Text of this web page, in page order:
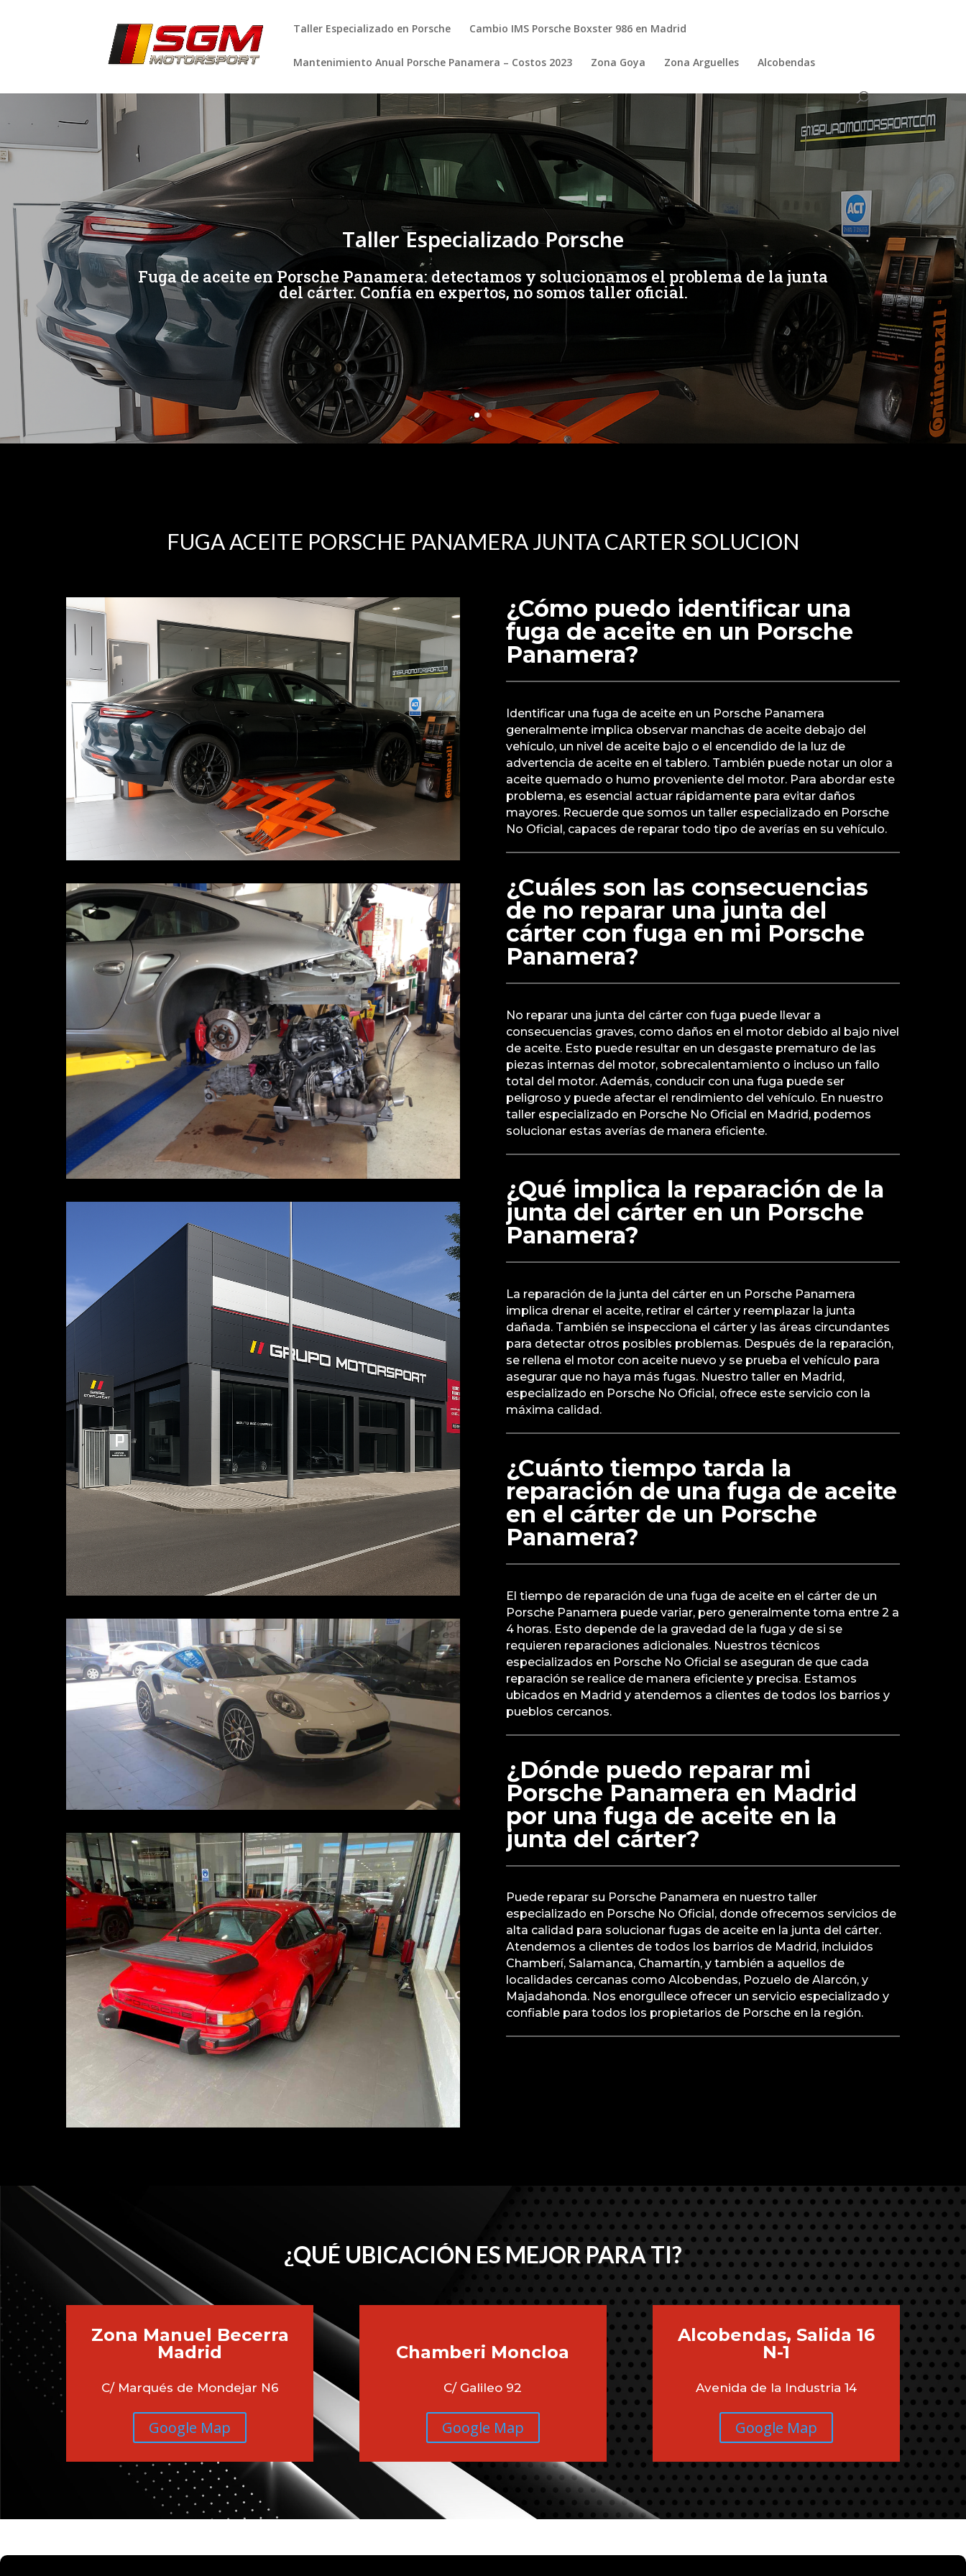
Taller Especializado en Porsche Cambio IMS Porsche Boxster 986 en Madrid
Mantenimiento Anual Porsche Panamera – Costos 2023 Zona Goya Zona Arguelles Alcobendas
Taller Especializado Porsche
Fuga de aceite en Porsche Panamera: detectamos y solucionamos el problema de la junta
del cárter. Confía en expertos, no somos taller oficial.
[/et_pb_slide]
FUGA ACEITE PORSCHE PANAMERA JUNTA CARTER SOLUCION
¿Cómo puedo identificar una
fuga de aceite en un Porsche
Panamera?
Identificar una fuga de aceite en un Porsche Panamera
generalmente implica observar manchas de aceite debajo del
vehículo, un nivel de aceite bajo o el encendido de la luz de
advertencia de aceite en el tablero. También puede notar un olor a
aceite quemado o humo proveniente del motor. Para abordar este
problema, es esencial actuar rápidamente para evitar daños
mayores. Recuerde que somos un taller especializado en Porsche
No Oficial, capaces de reparar todo tipo de averías en su vehículo.
¿Cuáles son las consecuencias
de no reparar una junta del
cárter con fuga en mi Porsche
Panamera?
No reparar una junta del cárter con fuga puede llevar a
consecuencias graves, como daños en el motor debido al bajo nivel
de aceite. Esto puede resultar en un desgaste prematuro de las
piezas internas del motor, sobrecalentamiento o incluso un fallo
total del motor. Además, conducir con una fuga puede ser
peligroso y puede afectar el rendimiento del vehículo. En nuestro
taller especializado en Porsche No Oficial en Madrid, podemos
solucionar estas averías de manera eficiente.
¿Qué implica la reparación de la
junta del cárter en un Porsche
Panamera?
La reparación de la junta del cárter en un Porsche Panamera
implica drenar el aceite, retirar el cárter y reemplazar la junta
dañada. También se inspecciona el cárter y las áreas circundantes
para detectar otros posibles problemas. Después de la reparación,
se rellena el motor con aceite nuevo y se prueba el vehículo para
asegurar que no haya más fugas. Nuestro taller en Madrid,
especializado en Porsche No Oficial, ofrece este servicio con la
máxima calidad.
¿Cuánto tiempo tarda la
reparación de una fuga de aceite
en el cárter de un Porsche
Panamera?
El tiempo de reparación de una fuga de aceite en el cárter de un
Porsche Panamera puede variar, pero generalmente toma entre 2 a
4 horas. Esto depende de la gravedad de la fuga y de si se
requieren reparaciones adicionales. Nuestros técnicos
especializados en Porsche No Oficial se aseguran de que cada
reparación se realice de manera eficiente y precisa. Estamos
ubicados en Madrid y atendemos a clientes de todos los barrios y
pueblos cercanos.
¿Dónde puedo reparar mi
Porsche Panamera en Madrid
por una fuga de aceite en la
junta del cárter?
Puede reparar su Porsche Panamera en nuestro taller
especializado en Porsche No Oficial, donde ofrecemos servicios de
alta calidad para solucionar fugas de aceite en la junta del cárter.
Atendemos a clientes de todos los barrios de Madrid, incluidos
Chamberí, Salamanca, Chamartín, y también a aquellos de
localidades cercanas como Alcobendas, Pozuelo de Alarcón, y
Majadahonda. Nos enorgullece ofrecer un servicio especializado y
confiable para todos los propietarios de Porsche en la región.
¿QUÉ UBICACIÓN ES MEJOR PARA TI?
Zona Manuel Becerra
Madrid
C/ Marqués de Mondejar N6
Google Map
Chamberi Moncloa
C/ Galileo 92
Google Map
Alcobendas, Salida 16
N-1
Avenida de la Industria 14
Google Map